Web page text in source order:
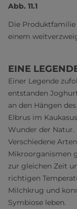
Abb. 11.1
Die
einem
EINE
Einer Legende
entstanden
an den Hängen
Elbrus im
Wunder der Natur.
Verschiedene
Mikroorganismen
zur gleichen Zeit
richtigen
Milchkrug und
Symbiose leben.